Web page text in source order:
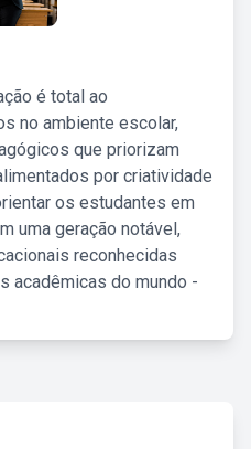
é total ao
no ambiente escolar,
que priorizam
por criatividade
os estudantes em
uma geração notável,
reconhecidas
acadêmicas do mundo -